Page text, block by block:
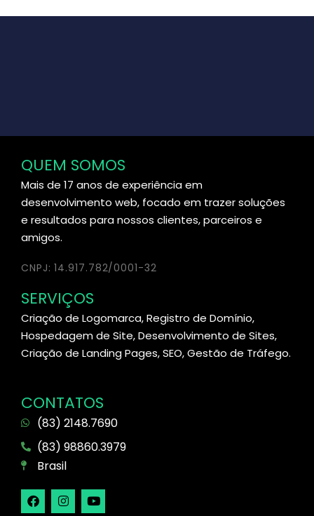
QUEM SOMOS
Mais de 17 anos de experiência em
desenvolvimento web, focado em trazer soluções
e resultados para nossos clientes, parceiros e
amigos.
CNPJ: 14.917.782/0001-32
SERVIÇOS
Criação de Logomarca, Registro de Domínio,
Hospedagem de Site, Desenvolvimento de Sites,
Criação de Landing Pages, SEO, Gestão de Tráfego.
CONTATOS
(83) 2148.7690
(83) 98860.3979
Brasil